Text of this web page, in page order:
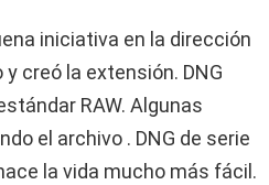
iniciativa en la dirección
creó la extensión. DNG
RAW. Algunas
el archivo . DNG de serie
la vida mucho más fácil.